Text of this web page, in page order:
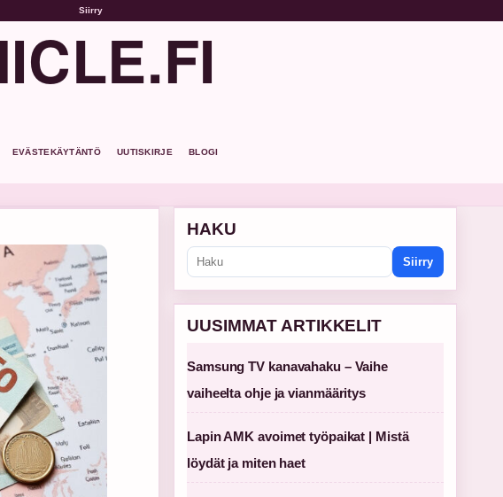
Siirry
EVÄSTEKÄYTÄNTÖ UUTISKIRJE BLOGI
HAKU
Siirry
UUSIMMAT ARTIKKELIT
Samsung TV kanavahaku – Vaihe
vaiheelta ohje ja vianmääritys
Lapin AMK avoimet työpaikat | Mistä
löydät ja miten haet